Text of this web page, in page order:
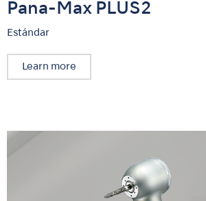
Pana-Max PLUS2
Estándar
Learn more